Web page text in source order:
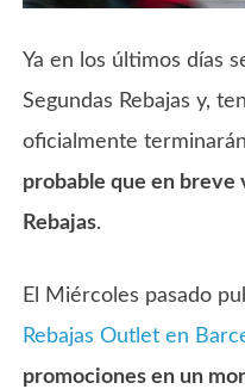
Ya en los últimos días
Segundas Rebajas y,
oficialmente
probable que en breve
Rebajas.
El Miércoles pasado
Rebajas Outlet en
promociones en un